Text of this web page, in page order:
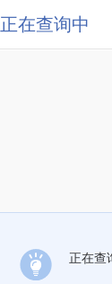
正在查询中
正在查